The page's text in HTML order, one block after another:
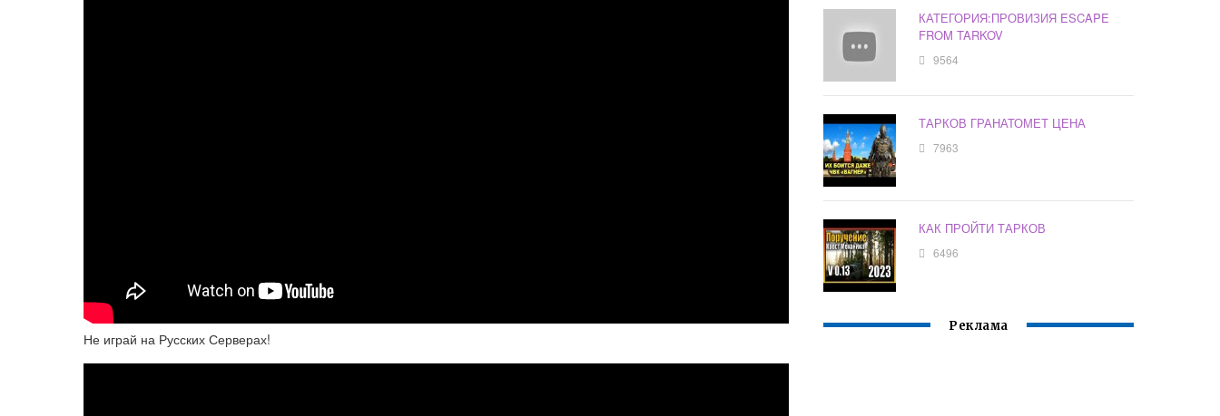
Не играй на Русских Серверах!
КАТЕГОРИЯ:ПРОВИЗИЯ ESCAPE
FROM TARKOV
9564
ТАРКОВ ГРАНАТОМЕТ ЦЕНА
7963
КАК ПРОЙТИ ТАРКОВ
6496
Реклама